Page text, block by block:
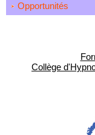
Opportunités
Collège